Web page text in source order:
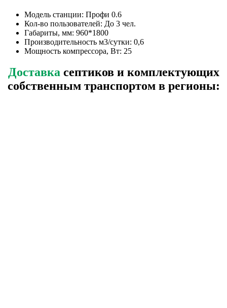
Модель станции: Профи 0.6
Кол-во пользователей: До 3 чел.
Габариты, мм: 960*1800
Производительность м3/сутки: 0,6
Мощность компрессора, Вт: 25
Доставка септиков и комплектующих
собственным транспортом в регионы: